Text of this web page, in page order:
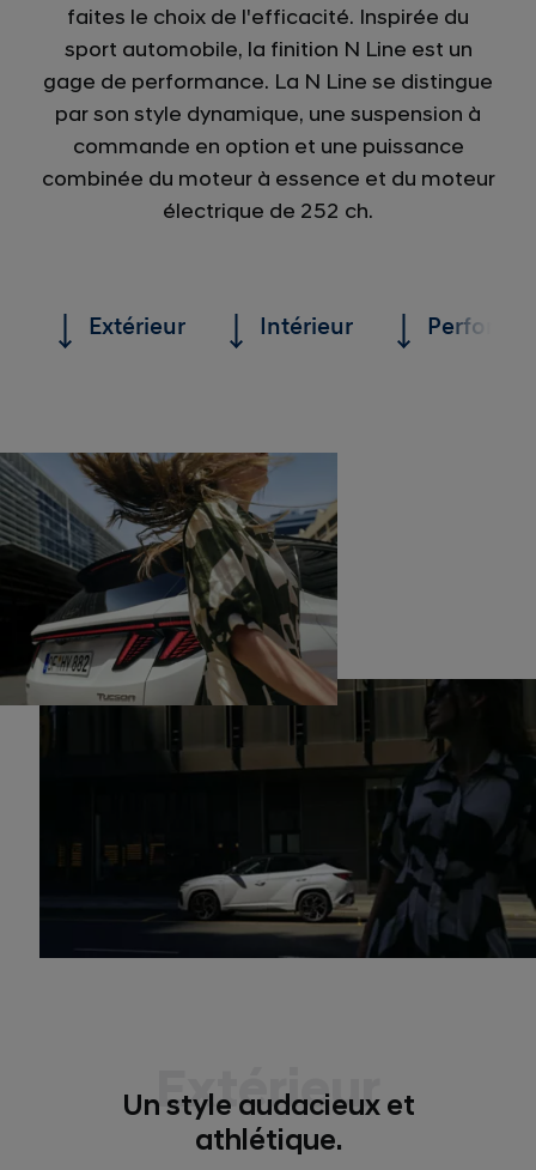
faites le choix de l'efficacité. Inspirée du
sport automobile, la finition N Line est un
gage de performance. La N Line se distingue
par son style dynamique, une suspension à
commande en option et une puissance
combinée du moteur à essence et du moteur
électrique de 252 ch.
Extérieur Intérieur
Extérieur
Un style audacieux et
athlétique.